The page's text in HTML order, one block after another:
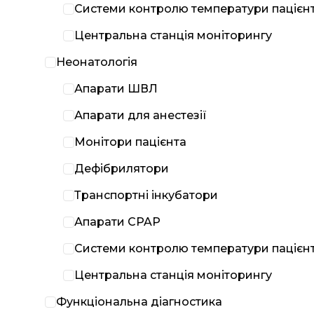
Системи контролю температури
Центральна станція моніторингу
Неонатологія
Апарати ШВЛ
Апарати для анестезії
Монітори пацієнта
Дефібрилятори
Транспортні інкубатори
Апарати CPAP
Системи контролю температури
Центральна станція моніторингу
Функціональна діагностика